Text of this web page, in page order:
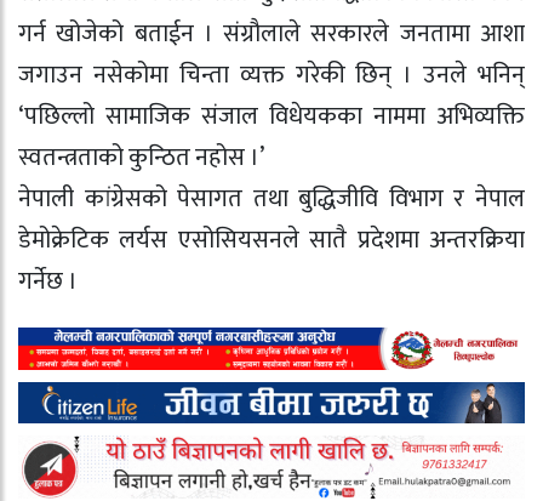
गर्न खोजेको बताईन । संग्रौलाले सरकारले जनतामा आशा
जगाउन नसेकोमा चिन्ता व्यक्त गरेकी छिन् । उनले भनिन्
‘पछिल्लो सामाजिक संजाल विधेयकका नाममा अभिव्यक्ति
स्वतन्त्रताको कुन्ठित नहोस ।’
नेपाली कांग्रेसको पेसागत तथा बुद्धिजीवि विभाग र नेपाल
डेमोक्रेटिक लर्यस एसोसियसनले सातै प्रदेशमा अन्तरक्रिया
गर्नेछ ।